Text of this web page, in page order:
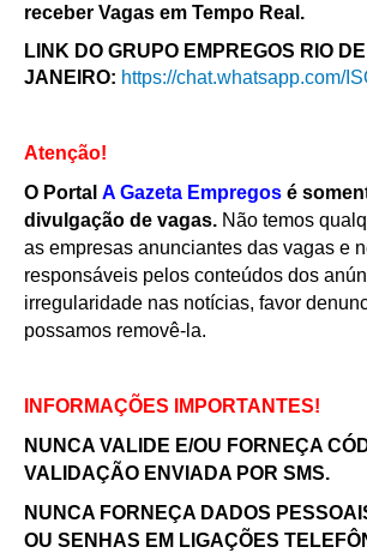
receber Vagas em Tempo Real.
LINK DO GRUPO EMPREGOS RIO DE
JANEIRO: https://chat.whatsapp.com/
Atenção!
O Portal A Gazeta Empregos é
divulgação de vagas. Não temos
as empresas anunciantes das vagas e
responsáveis pelos conteúdos dos
irregularidade nas notícias, favor
possamos removê-la.
INFORMAÇÕES IMPORTANTES!
NUNCA VALIDE E/OU FORNEÇA
VALIDAÇÃO ENVIADA POR SMS.
NUNCA FORNEÇA DADOS
OU SENHAS EM LIGAÇÕES